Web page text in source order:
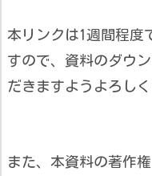
本リンクは1週間程度
すので、資料のダウ
だきますようよろしく
また、本資料の著作